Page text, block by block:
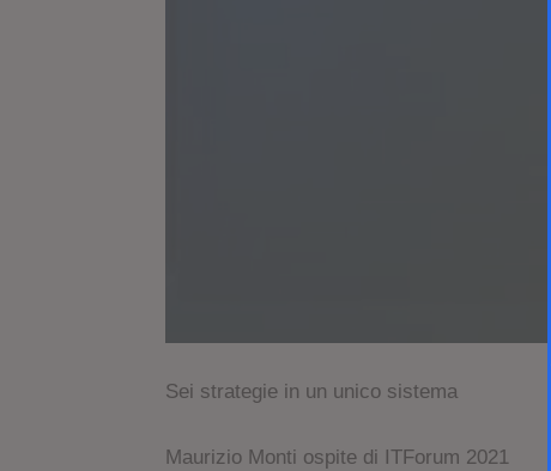
Sei strategie in un unico sistema
Maurizio Monti ospite di ITForum 2021